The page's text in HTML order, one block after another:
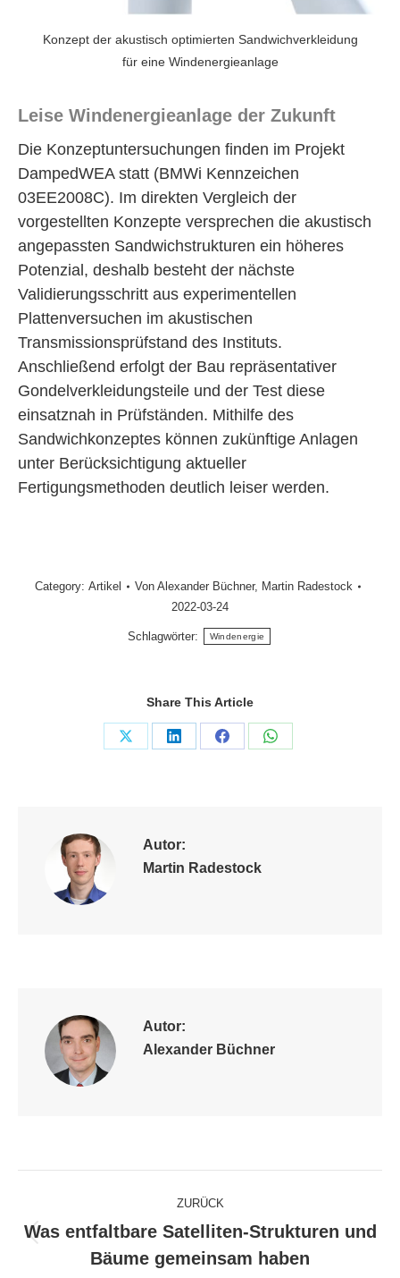
Konzept der akustisch optimierten Sandwichverkleidung
für eine Windenergieanlage
Leise Windenergieanlage der Zukunft
Die Konzeptuntersuchungen finden im Projekt
DampedWEA statt (BMWi Kennzeichen
03EE2008C). Im direkten Vergleich der
vorgestellten Konzepte versprechen die akustisch
angepassten Sandwichstrukturen ein höheres
Potenzial, deshalb besteht der nächste
Validierungsschritt aus experimentellen
Plattenversuchen im akustischen
Transmissionsprüfstand des Instituts.
Anschließend erfolgt der Bau repräsentativer
Gondelverkleidungsteile und der Test diese
einsatznah in Prüfständen. Mithilfe des
Sandwichkonzeptes können zukünftige Anlagen
unter Berücksichtigung aktueller
Fertigungsmethoden deutlich leiser werden.
Category: Artikel Von Alexander Büchner, Martin Radestock
2022-03-24
Schlagwörter: Windenergie
Share This Article
Share
Share
Share
Share
Autor:
Martin Radestock
Autor:
Alexander Büchner
Kommentarnavigation
ZURÜCK
Vorheriger
Beitrag:
Was entfaltbare Satelliten-Strukturen und
Bäume gemeinsam haben